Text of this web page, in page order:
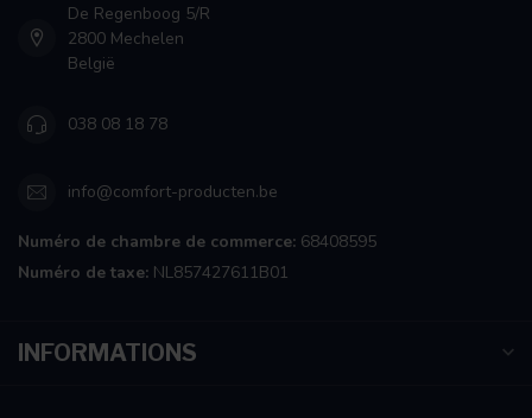
De Regenboog 5/R
2800 Mechelen
België
038 08 18 78
info@comfort-producten.be
Numéro de chambre de commerce: 68408595
Numéro de taxe: NL857427611B01
INFORMATIONS